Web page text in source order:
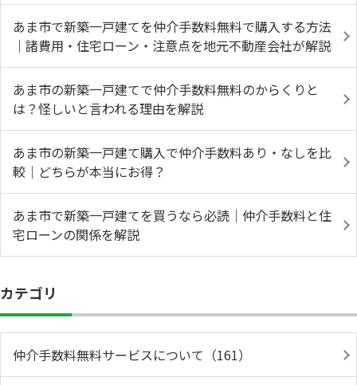
あま市で新築一戸建てを仲介手数料無料で購入する方法
｜諸費用・住宅ローン・注意点を地元不動産会社が解説
あま市の新築一戸建てで仲介手数料無料のからくりと
は？怪しいと言われる理由を解説
あま市の新築一戸建て購入で仲介手数料あり・なしを比
較｜どちらが本当にお得？
あま市で新築一戸建てを買うなら必読｜仲介手数料と住
宅ローンの関係を解説
カテゴリ
仲介手数料無料サービスについて（161）